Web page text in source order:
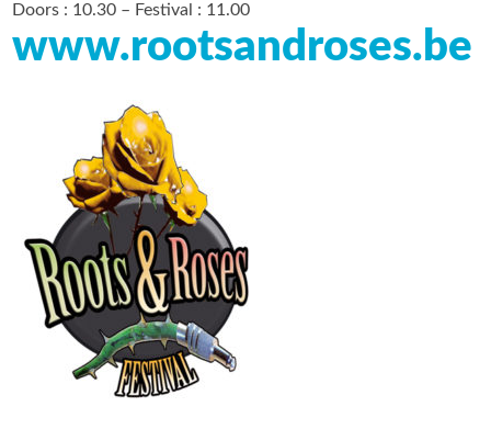
Doors : 10.30 – Festival : 11.00
www.rootsandroses.be